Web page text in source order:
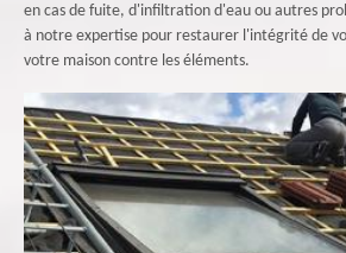
en cas de fuite, d'infiltration d'eau ou autres
à notre expertise pour restaurer l'intégrité de
votre maison contre les éléments.